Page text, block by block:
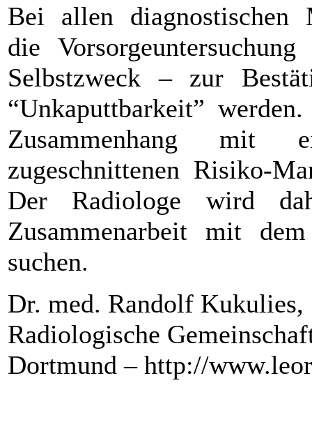
Bei allen diagnostischen
die
Selbstzweck – zur
“Unkaputtbarkeit”
Zusammenhang mit
zugeschnittenen Risiko-
Der Radiologe wird
Zusammenarbeit mit
suchen.
Dr. med. Randolf Kukulies,
Radiologische
Dortmund – http://